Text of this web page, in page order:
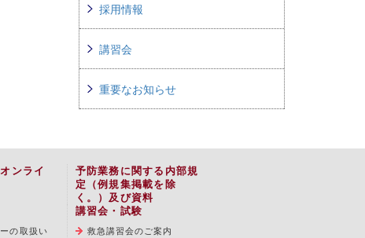
採用情報
講習会
重要なお知らせ
ンライ
予防業務に関する内部規
定（例規集掲載を除
く。）及び資料
の取扱い
講習会・試験
救急講習会のご案内